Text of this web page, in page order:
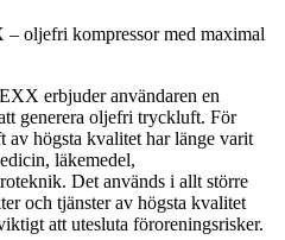
oljefri kompressor med maximal
erbjuder användaren en
generera oljefri tryckluft. För
högsta kvalitet har länge varit
läkemedel,
Det används i allt större
och tjänster av högsta kvalitet
att utesluta föroreningsrisker.